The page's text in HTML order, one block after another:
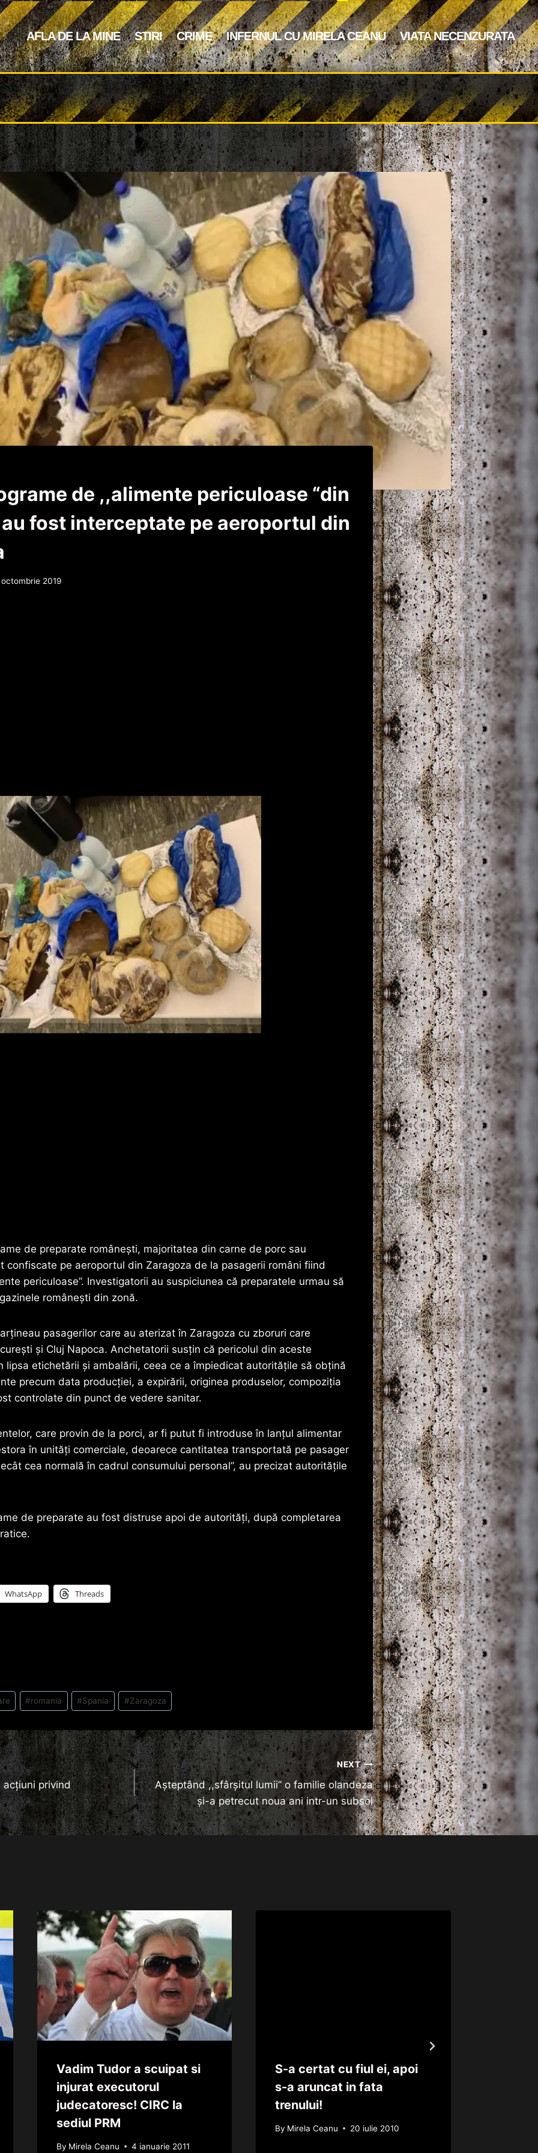
AFLA DE LA MINE STIRI CRIME INFERNUL CU MIRELA CEANU VIATA NECENZURATA
de ,,alimente periculoase “din
au fost interceptate pe aeroportul din
octombrie 2019
de preparate românești, majoritatea din carne de porc sau
confiscate pe aeroportul din Zaragoza de la pasagerii români fiind
periculoase”. Investigatorii au suspiciunea că preparatele urmau să
românești din zonă.
pasagerilor care au aterizat în Zaragoza cu zboruri care
și Cluj Napoca. Anchetatorii susțin că pericolul din aceste
lipsa etichetării și ambalării, ceea ce a împiedicat autoritățile să obțină
precum data producției, a expirării, originea produselor, compoziția
controlate din punct de vedere sanitar.
care provin de la porci, ar fi putut fi introduse în lanțul alimentar
în unități comerciale, deoarece cantitatea transportată pe pasager
cea normală în cadrul consumului personal”, au precizat autoritățile
de preparate au fost distruse apoi de autorități, după completarea
WhatsApp Threads
#romania #Spania #Zaragoza
acțiuni privind
NEXT
Așteptând ,,sfârșitul lumii” o familie olandeza
și-a petrecut noua ani intr-un subsol
Vadim Tudor a scuipat si
injurat executorul
judecatoresc! CIRC la
sediul PRM
By Mirela Ceanu 4 ianuarie 2011
S-a certat cu fiul ei, apoi
s-a aruncat in fata
trenului!
By Mirela Ceanu 20 iulie 2010